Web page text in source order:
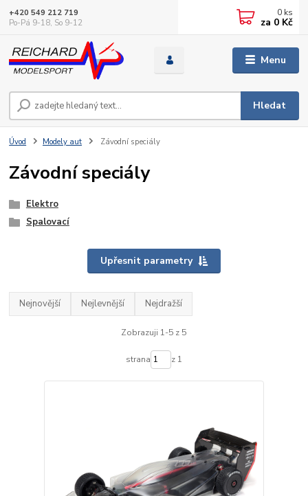
Menu
Hledat
+420 549 212 719
Po-Pá 9-18, So 9-12
0 ks
za 0 Kč
Úvod Modely aut Závodní speciály
Závodní speciály
Elektro
Spalovací
Upřesnit parametry
Nejnovější Nejlevnější Nejdražší
Zobrazuji 1-5 z 5
strana z 1